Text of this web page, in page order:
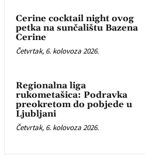
Cerine cocktail night ovog
petka na sunčalištu Bazena
Cerine
Četvrtak, 6. kolovoza 2026.
Regionalna liga
rukometašica: Podravka
preokretom do pobjede u
Ljubljani
Četvrtak, 6. kolovoza 2026.